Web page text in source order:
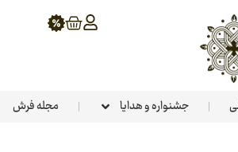
جشنواره و هدایا مجله فرش